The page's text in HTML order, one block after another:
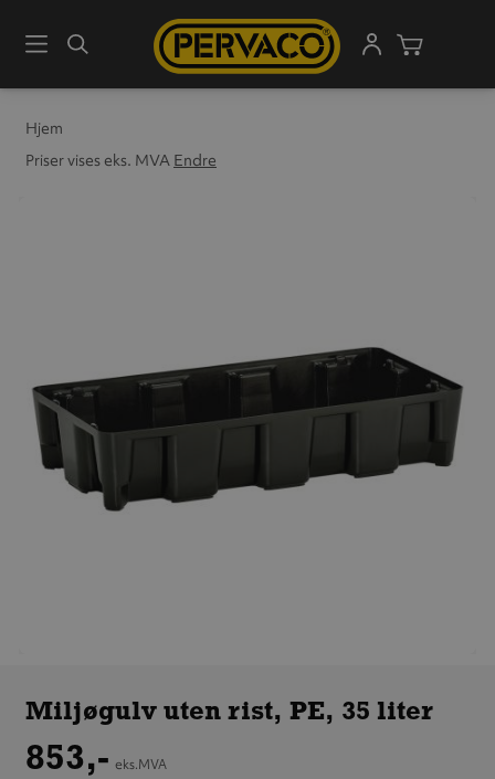
MenySøk
Hjem
Priser vises eks. MVA Endre
PE,
Miljøgulv uten rist, PE, 35 liter
853,- eks.MVA